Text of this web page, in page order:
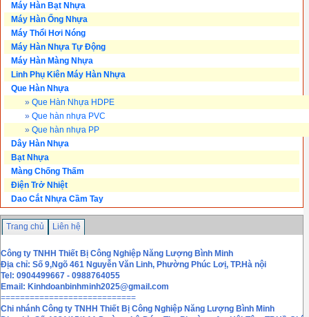
Máy Hàn Bạt Nhựa
Máy Hàn Ống Nhựa
Máy Thổi Hơi Nóng
Máy Hàn Nhựa Tự Động
Máy Hàn Màng Nhựa
Linh Phụ Kiên Máy Hàn Nhựa
Que Hàn Nhựa
» Que Hàn Nhựa HDPE
» Que hàn nhựa PVC
» Que hàn nhựa PP
Dây Hàn Nhựa
Bạt Nhựa
Màng Chống Thấm
Điện Trở Nhiệt
Dao Cắt Nhựa Cầm Tay
Trang chủ Liên hệ
Công ty TNHH Thiết Bị Công Nghiệp Năng Lượng Bình Minh
Địa chỉ: Số 9,Ngõ 461 Nguyễn Văn Linh, Phường Phúc Lơị, TP.Hà nội
Tel: 0904499667 - 0988764055
Email: Kinhdoanbinhminh2025@gmail.com
============================
Chi nhánh Công ty TNHH Thiết Bị Công Nghiệp Năng Lượng Bình Minh